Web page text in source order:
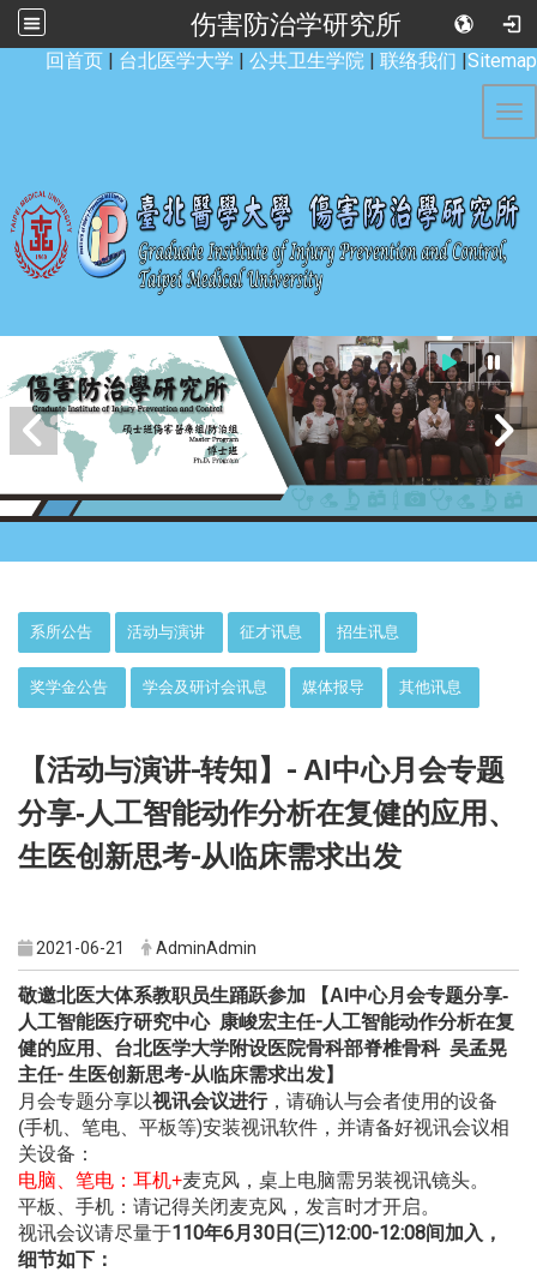
伤害防治学研究所
回首页 | 台北医学大学 | 公共卫生学院 | 联络我们 |Sitemap
系所公告 活动与演讲 征才讯息 招生讯息
奖学金公告 学会及研讨会讯息 媒体报导 其他讯息
【活动与演讲-转知】- AI中心月会专题
分享-人工智能动作分析在复健的应用、
生医创新思考-从临床需求出发
2021-06-21 AdminAdmin
敬邀北医大体系教职员生踊跃参加 【AI中心月会专题分享-
人工智能医疗研究中心 康峻宏主任-人工智能动作分析在复
健的应用、 台北医学大学附设医院骨科部脊椎骨科 吴孟晃
主任- 生医创新思考-从临床需求出发】
月会专题分享以视讯会议进行，请确认与会者使用的设备
(手机、 笔电、平板等)安装视讯软件，并请备好视讯会议相
关设备：
电脑、笔电：耳机+麦克风，桌上电脑需另装视讯镜头。
平板、手机：请记得关闭麦克风，发言时才开启。
视讯会议请尽量于110年6月30日(三)12:00-12:08间加入，
细节如下：